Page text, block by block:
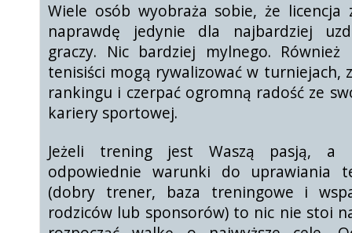
Wiele osób wyobraża sobie, że licencja
naprawdę jedynie dla najbardziej
graczy. Nic bardziej mylnego.
tenisiści mogą rywalizować w turniejach,
rankingu i czerpać ogromną radość ze
kariery sportowej.
Jeżeli trening jest Waszą pasją, a
odpowiednie warunki do uprawiania
(dobry trener, baza treningowe i
rodziców lub sponsorów) to nic nie stoi